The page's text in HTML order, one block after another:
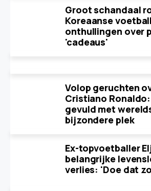
Groot schandaal
Koreaanse
onthullingen over
'cadeaus'
Volop geruchten
Cristiano
gevuld met
bijzondere plek
Ex-topvoetballer
belangrijke
verlies: 'Doe dat